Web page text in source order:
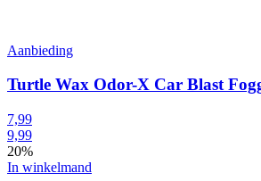
Aanbieding
Turtle Wax Odor-X Car Blast
7,99
9,99
20%
In winkelmand